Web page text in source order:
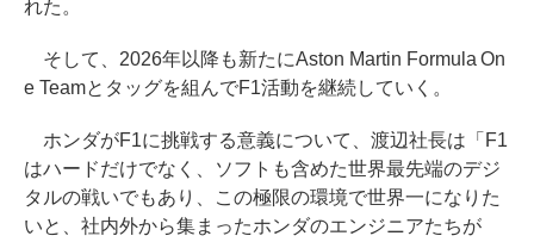
れた。
そして、2026年以降も新たにAston Martin Formula On
e Teamとタッグを組んでF1活動を継続していく。
ホンダがF1に挑戦する意義について、渡辺社長は「F1
はハードだけでなく、ソフトも含めた世界最先端のデジ
タルの戦いでもあり、この極限の環境で世界一になりた
いと、社内外から集まったホンダのエンジニアたちが